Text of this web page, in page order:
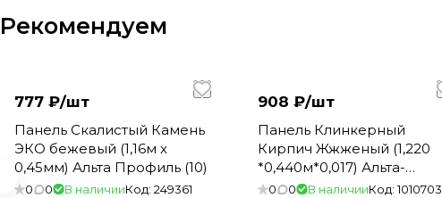
Рекомендуем
777 ₽/шт
Панель Скалистый Камень
ЭКО бежевый (1,16м х
0,45мм) Альта Профиль (10)
0 0 В наличииКод: 249361
908 ₽/шт
Панель Клинкерный
Кирпич Жжженый (1,220
*0,440м*0,017) Альта-
Профиль (10)
0 0 В наличииКод:1010703